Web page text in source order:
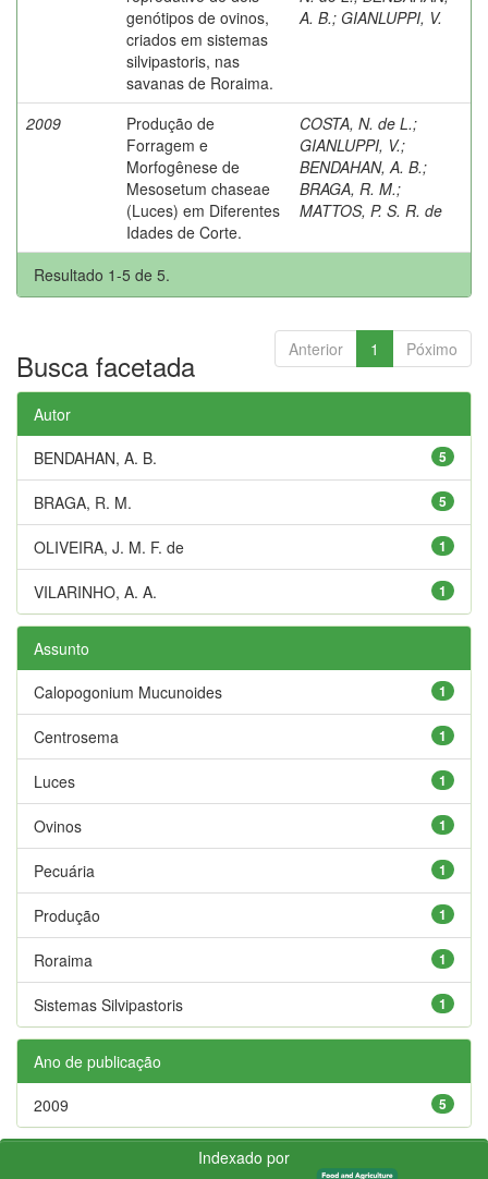
genótipos de ovinos,
criados em sistemas
silvipastoris, nas
savanas de Roraima.
A. B.; GIANLUPPI, V.
2009
Produção de
Forragem e
Morfogênese de
Mesosetum chaseae
(Luces) em Diferentes
Idades de Corte.
COSTA, N. de L.;
GIANLUPPI, V.;
BENDAHAN, A. B.;
BRAGA, R. M.;
MATTOS, P. S. R. de
Resultado 1-5 de 5.
Anterior 1 Póximo
Busca facetada
Autor
5
BENDAHAN, A. B.
5
BRAGA, R. M.
1
OLIVEIRA, J. M. F. de
1
VILARINHO, A. A.
Assunto
1
Calopogonium Mucunoides
1
Centrosema
1
Luces
1
Ovinos
1
Pecuária
1
Produção
1
Roraima
1
Sistemas Silvipastoris
Ano de publicação
5
2009
Indexado por